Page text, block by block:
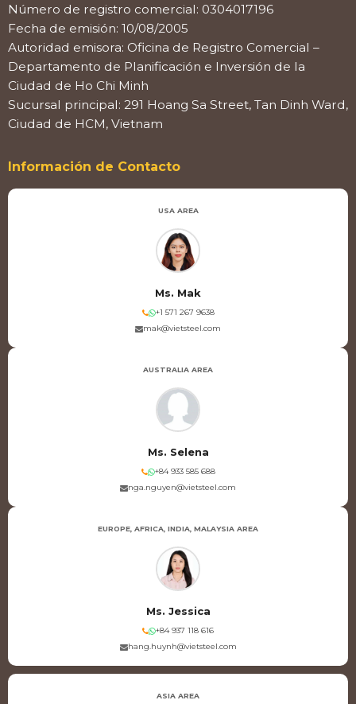
Número de registro comercial: 0304017196
Fecha de emisión: 10/08/2005
Autoridad emisora: Oficina de Registro Comercial –
Departamento de Planificación e Inversión de la
Ciudad de Ho Chi Minh
Sucursal principal: 291 Hoang Sa Street, Tan Dinh Ward,
Ciudad de HCM, Vietnam
Información de Contacto
USA AREA
Ms. Mak
+1 571 267 9638
mak@vietsteel.com
AUSTRALIA AREA
Ms. Selena
+84 933 585 688
nga.nguyen@vietsteel.com
EUROPE, AFRICA, INDIA, MALAYSIA AREA
Ms. Jessica
+84 937 118 616
hang.huynh@vietsteel.com
ASIA AREA